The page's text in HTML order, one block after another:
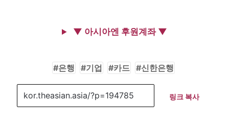
▼ 아시아엔 후원계좌 ▼
은행 기업 카드 신한은행
링크 복사